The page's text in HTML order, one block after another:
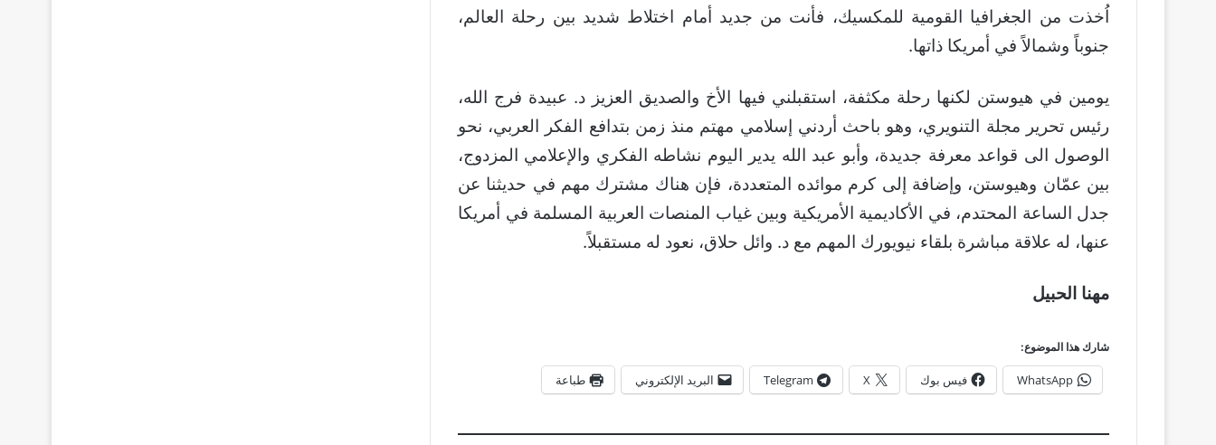
اُخذت من الجغرافيا القومية للمكسيك، فأنت من جديد أمام اختلاط شديد بين رحلة العالم،
جنوباً وشمالاً في أمريكا ذاتها.
يومين في هيوستن لكنها رحلة مكثفة، استقبلني فيها الأخ والصديق العزيز د. عبيدة فرج الله،
رئيس تحرير مجلة التنويري، وهو باحث أردني إسلامي مهتم منذ زمن بتدافع الفكر العربي، نحو
الوصول الى قواعد معرفة جديدة، وأبو عبد الله يدير اليوم نشاطه الفكري والإعلامي المزدوج،
بين عمّان وهيوستن، وإضافة إلى كرم موائده المتعددة، فإن هناك مشترك مهم في حديثنا عن
جدل الساعة المحتدم، في الأكاديمية الأمريكية وبين غياب المنصات العربية المسلمة في أمريكا
عنها، له علاقة مباشرة بلقاء نيويورك المهم مع د. وائل حلاق، نعود له مستقبلاً.
مهنا الحبيل
شارك هذا الموضوع:
WhatsApp فيس بوك X
Telegram البريد الإلكتروني طباعة